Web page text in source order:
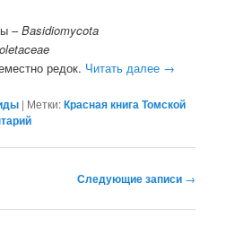
–Basidiomycota
редок. Читать далее →
| Метки:Красная книга Томской
Следующие записи →